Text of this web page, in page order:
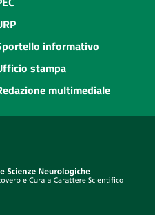
informativo
stampa
multimediale